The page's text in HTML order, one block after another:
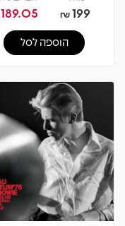
199
₪
189.05
הוספה לסל